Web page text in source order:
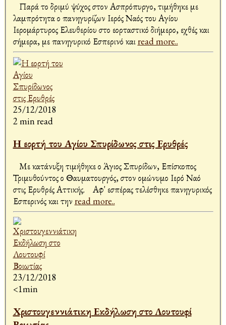
Παρά το δριμύ ψύχος στον Ασπρόπυργο, τιμήθηκε με
λαμπρότητα ο πανηγυρίζων Ιερός Ναός του Αγίου
Ιερομάρτυρος Ελευθερίου στο εορταστικό διήμερο, εχθές και
σήμερα, με πανηγυρικό Εσπερινό καιread more..
25/12/2018
2 min read
Η εορτή του Αγίου Σπυρίδωνος στις Ερυθρές
Με κατάνυξη τιμήθηκε ο Άγιος Σπυρίδων, Επίσκοπος
Τριμυθούντος ο Θαυματουργός, στον ομώνυμο Ιερό Ναό
στις Ερυθρές Αττικής. Αφ' εσπέρας τελέσθηκε πανηγυρικός
Εσπερινός και την read more..
23/12/2018
<1min
Χριστουγεννιάτικη Εκδήλωση στο Λουτουφί